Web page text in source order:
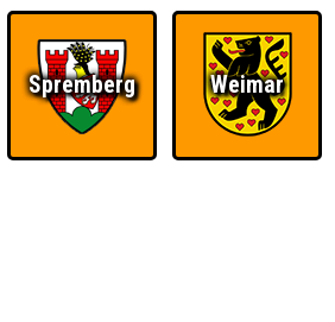
ÜBER UNS
Spremberg Weimar